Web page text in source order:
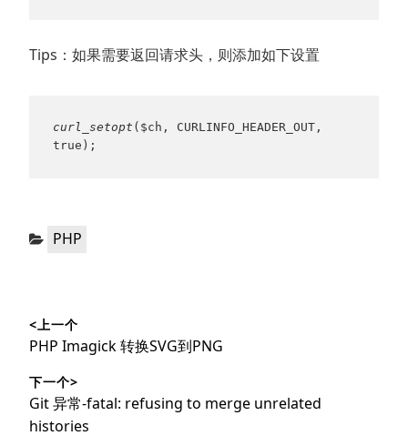
Tips：如果需要返回请求头，则添加如下设置
curl_setopt ($ch, CURLINFO_HEADER_OUT,
true);
分
PHP
章
导
航
<上一个
上
文
章：
PHP Imagick 转换SVG到PNG
下一个>
下
篇
Git 异常-fatal: refusing to merge unrelated
histories